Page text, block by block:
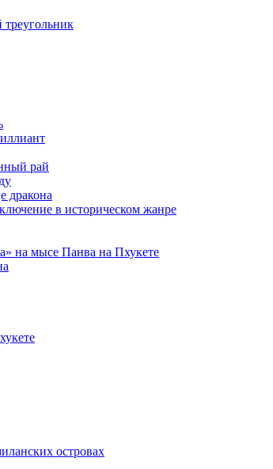
треугольник
рай
дракона
в историческом жанре
на мысе Панва на Пхукете
островах